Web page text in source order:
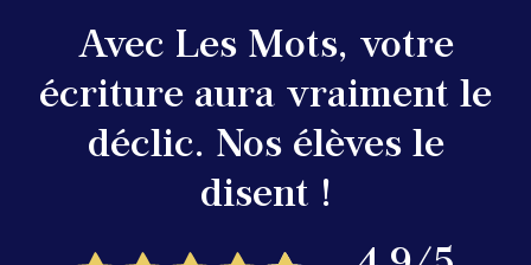
Avec Les Mots, votre
écriture aura vraiment le
déclic. Nos élèves le
disent !